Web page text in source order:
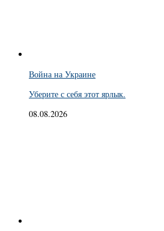
Война на Украине
Уберите с себя этот ярлык.
08.08.2026